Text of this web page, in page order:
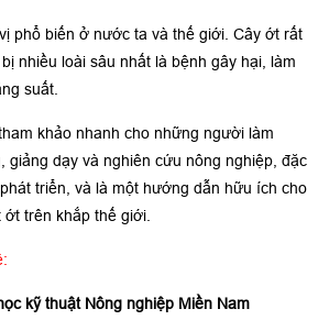
phổ biến ở nước ta và thế giới. Cây ớt rất
nhiều loài sâu nhất là bệnh gây hại, làm
suất.
khảo nhanh cho những người làm
giảng dạy và nghiên cứu nông nghiệp, đặc
triển, và là một hướng dẫn hữu ích cho
trên khắp thế giới.
kỹ thuật Nông nghiệp Miền Nam